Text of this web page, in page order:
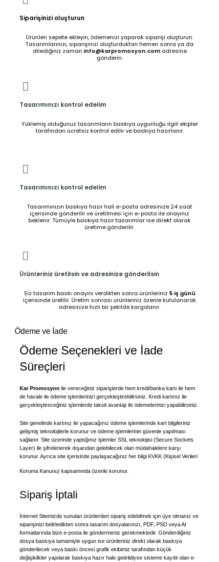
Siparişinizi oluşturun
Ürünleri sepete ekleyin, ödemenizi yaparak siparişi oluşturun.
Tasarımlarınızı, siparişinizi oluşturduktan hemen sonra ya da
dilediğiniz zaman info@karpromosyon.comadresine
gönderin.
Tasarımınızı kontrol edelim
Yüklemiş olduğunuz tasarımların baskıya uygunluğu ilgili ekipler
tarafından ücretsiz kontrol edilir ve baskıya hazırlanır.
Tasarımınızı kontrol edelim
Tasarımınızın baskıya hazır hali e-posta adresinize 24 saat
içerisinde gönderilir ve üretilmesi için e-posta ile onayınız
beklenir. Tümüyle baskıya hazır tasarımlar ise direkt olarak
üretime gönderilir.
Ürünleriniz üretilsin ve adresinize gönderilsin
Siz tasarım baskı onayını verdikten sonra ürünleriniz 5 iş günü
içerisinde üretilir. Üretim sonrası ürünleriniz özenle kutulanarak
adresinize hızlı bir şekilde kargolanır.
Ödeme ve İade
Ödeme Seçenekleri ve İade
Süreçleri
Kar Promosyon ile vereceğiniz siparişlerde hem kredi/banka kartı ile hem
de havale ile ödeme işlemlerinizi gerçekleştirebilirsiniz. Kredi kartınız ile
gerçekleştireceğiniz işlemlerde taksit avantajı ile ödemelerinizi yapabilirsiniz.
Site genelinde kartınız ile yapacağınız ödeme işlemlerinde kart bilgileriniz
gelişmiş teknolojilerle korunur ve ödeme işlemlerinin güvenle yapılması
sağlanır. Site üzerinde yaptığınız işlemler SSL teknolojisi (Secure Sockets
Layer) ile şifrelenerek dışarıdan gelebilecek olan müdahalelere karşı
korunur. Ayrıca site içerisinde paylaşacağınız her bilgi KVKK (Kişisel Verileri
Koruma Kanunu) kapsamında özenle korunur.
Sipariş İptali
İnternet Sitemizde sunulan ürünlerden sipariş edebilmek için üye olmanız ve
siparişinizi belirledikten sonra tasarım dosyalarınızı, PDF, PSD veya AI
formatlarında bize e-posta ile göndermeniz gerekmektedir. Gönderdiğiniz
dosya baskıya tamamiyle uygun ise ürünleriniz direkt olarak baskıya
gönderilecek veya baskı öncesi grafik ekibimiz tarafından küçük
değişiklikler yapılarak baskıya hazır hale getirildiyse sisteme kayıtlı olan e-